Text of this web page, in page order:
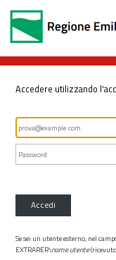
Accedere utilizzando
Accedi
Se sei un utente esterno, nel
EXTRARER\nome utente